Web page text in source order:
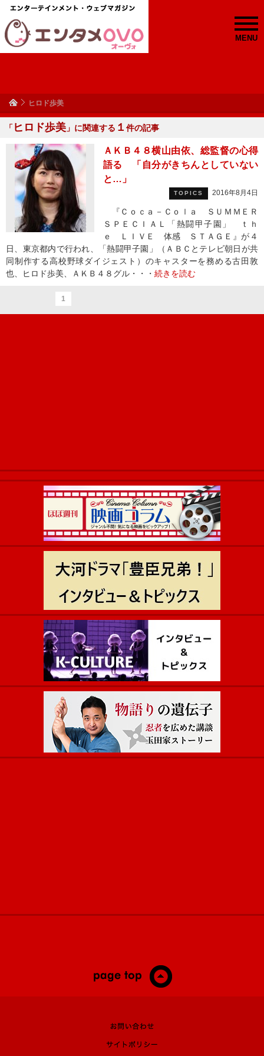
MENU
ヒロド歩美
「 ヒロド歩美 」に関連する １ 件の記事
ＡＫＢ４８横山由依、総監督の心得
語る 「自分がきちんとしていない
と…」
TOPICS 2016年8月4日
『Ｃｏｃａ－Ｃｏｌａ ＳＵＭＭＥＲ
ＳＰＥＣＩＡＬ「熱闘甲子園」 ｔｈ
ｅ ＬＩＶＥ 体感 ＳＴＡＧＥ』が４
日、東京都内で行われ、「熱闘甲子園」（ＡＢＣとテレビ朝日が共
同制作する高校野球ダイジェスト）のキャスターを務める古田敦
也、ヒロド歩美、ＡＫＢ４８グル・・・ 続きを読む
1